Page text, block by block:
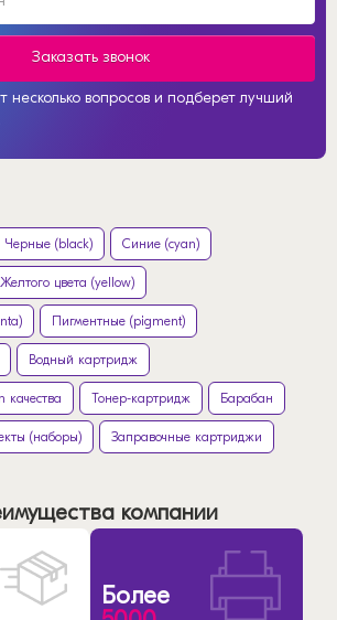
Заказать звонок
вопросов и подберет лучший
Черные (black) Синие (cyan)
Желтого цвета (yellow)
Пигментные (pigment)
Водный картридж
качества Тонер-картридж Барабан
(наборы) Заправочные картриджи
компании
Более